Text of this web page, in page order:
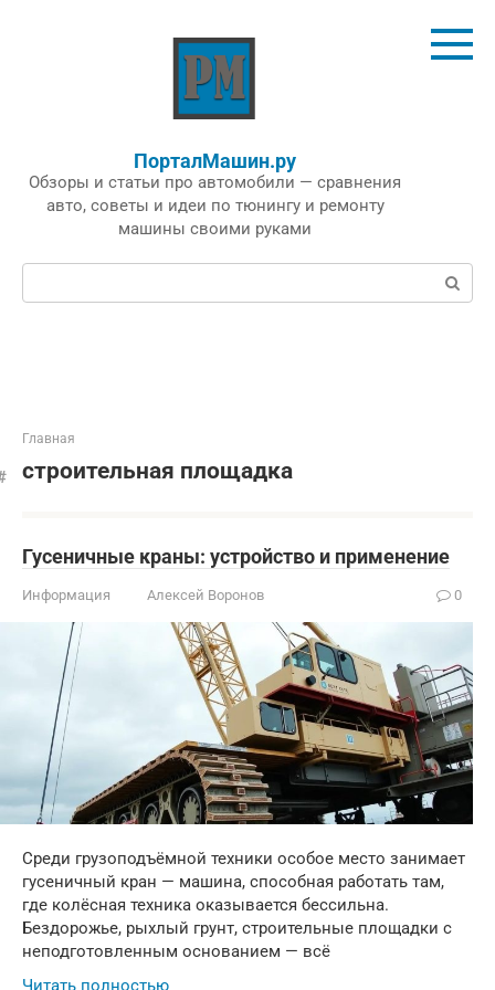
ПорталМашин.ру
Обзоры и статьи про автомобили — сравнения
авто, советы и идеи по тюнингу и ремонту
машины своими руками
Поиск:
Главная
строительная площадка
Гусеничные краны: устройство и применение
Информация Алексей Воронов 0
Среди грузоподъёмной техники особое место занимает
гусеничный кран — машина, способная работать там,
где колёсная техника оказывается бессильна.
Бездорожье, рыхлый грунт, строительные площадки с
неподготовленным основанием — всё